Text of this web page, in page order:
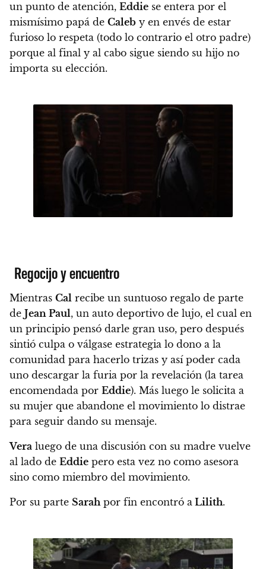
un punto de atención, Eddie se entera por el
mismísimo papá de Caleb y en envés de estar
furioso lo respeta (todo lo contrario el otro padre)
porque al final y al cabo sigue siendo su hijo no
importa su elección.
Regocijo y encuentro
Mientras Cal recibe un suntuoso regalo de parte
de Jean Paul, un auto deportivo de lujo, el cual en
un principio pensó darle gran uso, pero después
sintió culpa o válgase estrategia lo dono a la
comunidad para hacerlo trizas y así poder cada
uno descargar la furia por la revelación (la tarea
encomendada por Eddie). Más luego le solicita a
su mujer que abandone el movimiento lo distrae
para seguir dando su mensaje.
Vera luego de una discusión con su madre vuelve
al lado de Eddie pero esta vez no como asesora
sino como miembro del movimiento.
Por su parte Sarah por fin encontró a Lilith.